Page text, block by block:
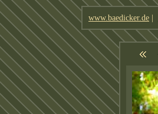
www.baedicker.de |